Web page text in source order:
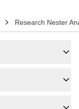
Research Nester